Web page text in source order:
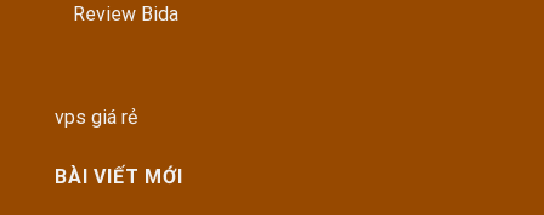
Review Bida
vps giá rẻ
BÀI VIẾT MỚI